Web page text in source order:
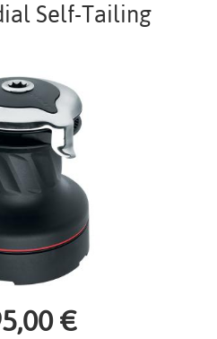
Self-Tailing
€